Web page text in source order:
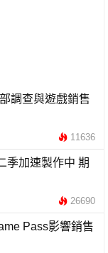
調查與遊戲銷售
11636
季加速製作中 期
26690
Pass影響銷售